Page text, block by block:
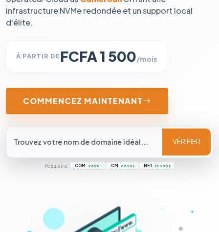
infrastructure NVMe redondée et un support local
d'élite.
À PARTIR DEFCFA 1 500/mois
COMMENCEZ MAINTENANT
VÉRIFIER
Populaire : .COM 9 500 F .CM 6 500 F .NET 15 000 F